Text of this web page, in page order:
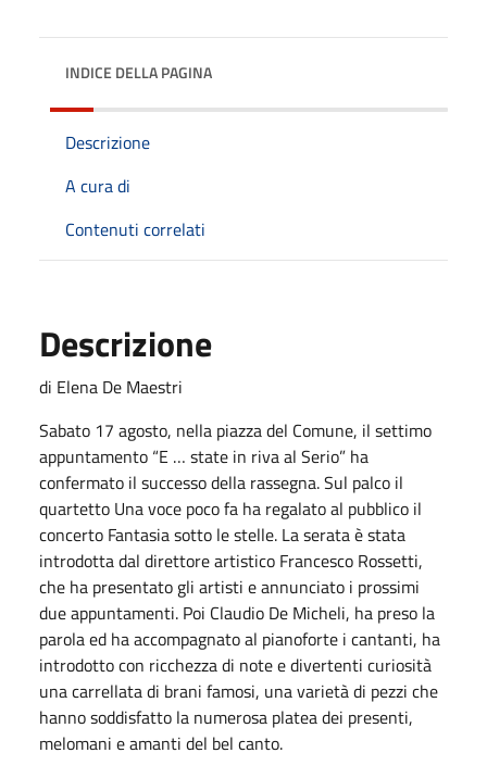
INDICE DELLA PAGINA
Descrizione
A cura di
Contenuti correlati
Descrizione
di Elena De Maestri
Sabato 17 agosto, nella piazza del Comune, il settimo
appuntamento “E … state in riva al Serio” ha
confermato il successo della rassegna. Sul palco il
quartetto Una voce poco fa ha regalato al pubblico il
concerto Fantasia sotto le stelle. La serata è stata
introdotta dal direttore artistico Francesco Rossetti,
che ha presentato gli artisti e annunciato i prossimi
due appuntamenti. Poi Claudio De Micheli, ha preso la
parola ed ha accompagnato al pianoforte i cantanti, ha
introdotto con ricchezza di note e divertenti curiosità
una carrellata di brani famosi, una varietà di pezzi che
hanno soddisfatto la numerosa platea dei presenti,
melomani e amanti del bel canto.